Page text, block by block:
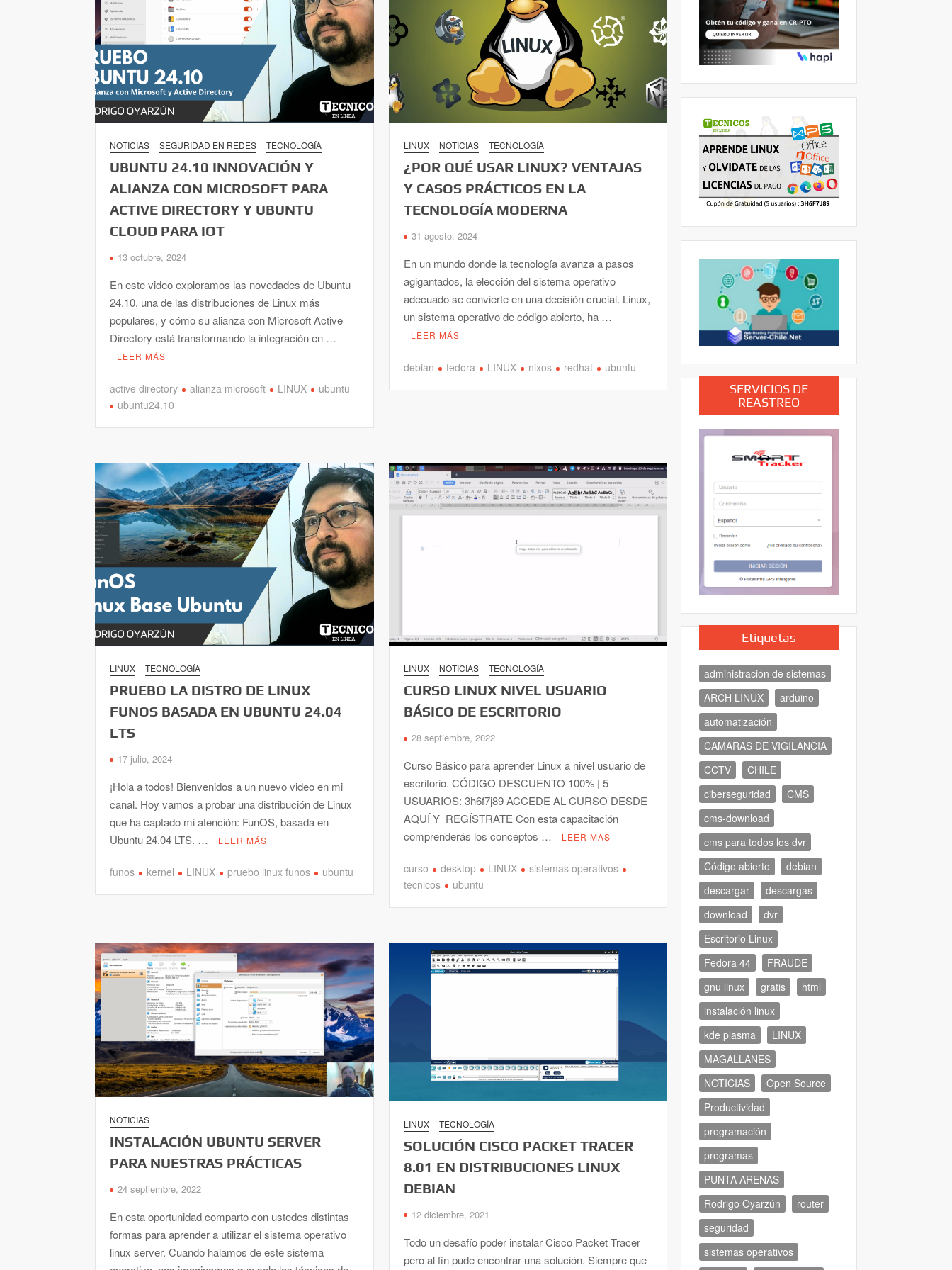
NOTICIAS SEGURIDAD EN REDES TECNOLOGÍA
UBUNTU 24.10 INNOVACIÓN Y
ALIANZA CON MICROSOFT PARA
ACTIVE DIRECTORY Y UBUNTU
CLOUD PARA IOT
13 octubre, 2024
En este video exploramos las novedades de Ubuntu
24.10, una de las distribuciones de Linux más
populares, y cómo su alianza con Microsoft Active
Directory está transformando la integración en …
LEER MÁS
active directory alianza microsoft LINUX
ubuntu
ubuntu24.10
LINUX NOTICIAS TECNOLOGÍA
¿POR QUÉ USAR LINUX? VENTAJAS
Y CASOS PRÁCTICOS EN LA
TECNOLOGÍA MODERNA
31 agosto, 2024
En un mundo donde la tecnología avanza a pasos
agigantados, la elección del sistema operativo
adecuado se convierte en una decisión crucial. Linux,
un sistema operativo de código abierto, ha …
LEER MÁS
debian fedora LINUX nixos redhat ubuntu
LINUX TECNOLOGÍA
PRUEBO LA DISTRO DE LINUX
FUNOS BASADA EN UBUNTU 24.04
LTS
17 julio, 2024
¡Hola a todos! Bienvenidos a un nuevo video en mi
canal. Hoy vamos a probar una distribución de Linux
que ha captado mi atención: FunOS, basada en
Ubuntu 24.04 LTS. …
LEER MÁS
funos kernel LINUX pruebo linux funos ubuntu
LINUX NOTICIAS TECNOLOGÍA
CURSO LINUX NIVEL USUARIO
BÁSICO DE ESCRITORIO
28 septiembre, 2022
Curso Básico para aprender Linux a nivel usuario de
escritorio. CÓDIGO DESCUENTO 100% | 5
USUARIOS: 3h6f7j89 ACCEDE AL CURSO DESDE
AQUÍ Y REGÍSTRATE Con esta capacitación
comprenderás los conceptos …
LEER MÁS
curso desktop LINUX
sistemas operativos
tecnicos
ubuntu
NOTICIAS
INSTALACIÓN UBUNTU SERVER
PARA NUESTRAS PRÁCTICAS
24 septiembre, 2022
En esta oportunidad comparto con ustedes distintas
formas para aprender a utilizar el sistema operativo
linux server. Cuando halamos de este sistema
LINUX TECNOLOGÍA
SOLUCIÓN CISCO PACKET TRACER
8.01 EN DISTRIBUCIONES LINUX
DEBIAN
12 diciembre, 2021
Todo un desafío poder instalar Cisco Packet Tracer
pero al fin pude encontrar una solución. Siempre que
SERVICIOS DE
REASTREO
Etiquetas
administración de sistemas
ARCH LINUX
arduino
automatización
CAMARAS DE VIGILANCIA
CCTV
CHILE
ciberseguridad
CMS
cms-download
cms para todos los dvr
Código abierto
debian
descargar
descargas
download
dvr
Escritorio Linux
Fedora 44
FRAUDE
gnu linux
gratis
html
instalación linux
kde plasma
LINUX
MAGALLANES
NOTICIAS
Open Source
Productividad
programación
programas
PUNTA ARENAS
Rodrigo Oyarzún
router
seguridad
sistemas operativos